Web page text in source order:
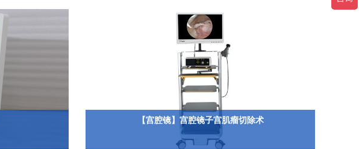
【宫腔镜】宫腔镜子宫肌瘤切除术